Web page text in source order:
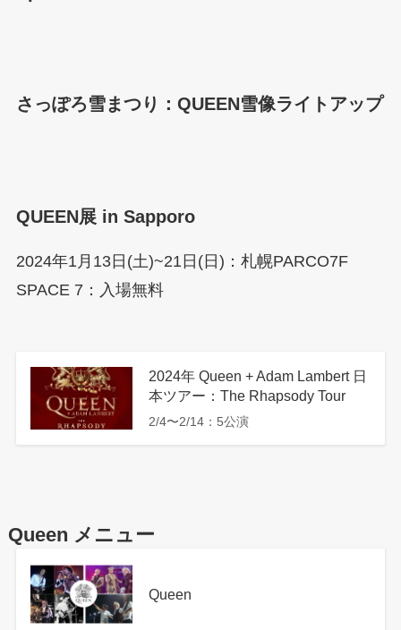
さっぽろ雪まつり：QUEEN雪像ライトアップ
QUEEN展 in Sapporo
2024年1月13日(土)~21日(日)：札幌PARCO7F
SPACE 7：入場無料
2024年 Queen + Adam Lambert 日
本ツアー：The Rhapsody Tour
2/4〜2/14：5公演
Queen メニュー
Queen